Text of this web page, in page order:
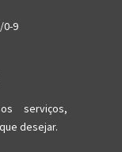
0-9
serviços,
desejar.